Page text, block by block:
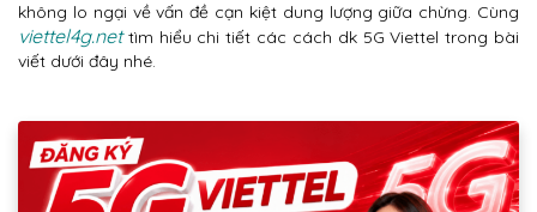
không lo ngại về vấn đề cạn kiệt dung lượng giữa chừng. Cùng
viettel4g.nettìm hiểu chi tiết các cách dk 5G Viettel trong bài
viết dưới đây nhé.